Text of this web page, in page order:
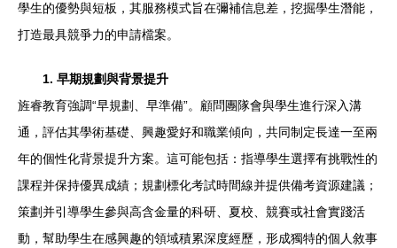
學生的優勢與短板，其服務模式旨在彌補信息差，挖掘學生潛能，
打造最具競爭力的申請檔案。
1. 早期規劃與背景提升
旌睿教育強調“早規劃、早準備”。顧問團隊會與學生進行深入溝
通，評估其學術基礎、興趣愛好和職業傾向，共同制定長達一至兩
年的個性化背景提升方案。這可能包括：指導學生選擇有挑戰性的
課程并保持優異成績；規劃標化考試時間線并提供備考資源建議；
策劃并引導學生參與高含金量的科研、夏校、競賽或社會實踐活
動，幫助學生在感興趣的領域積累深度經歷，形成獨特的個人敘事